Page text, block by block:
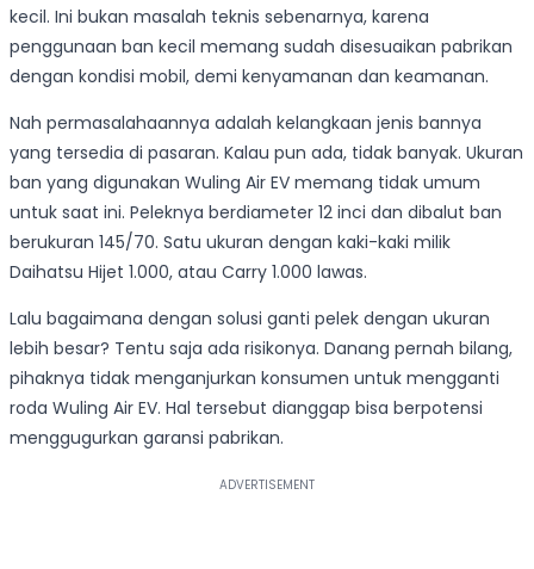
kecil. Ini bukan masalah teknis sebenarnya, karena
penggunaan ban kecil memang sudah disesuaikan pabrikan
dengan kondisi mobil, demi kenyamanan dan keamanan.
Nah permasalahaannya adalah kelangkaan jenis bannya
yang tersedia di pasaran. Kalau pun ada, tidak banyak. Ukuran
ban yang digunakan Wuling Air EV memang tidak umum
untuk saat ini. Peleknya berdiameter 12 inci dan dibalut ban
berukuran 145/70. Satu ukuran dengan kaki-kaki milik
Daihatsu Hijet 1.000, atau Carry 1.000 lawas.
Lalu bagaimana dengan solusi ganti pelek dengan ukuran
lebih besar? Tentu saja ada risikonya. Danang pernah bilang,
pihaknya tidak menganjurkan konsumen untuk mengganti
roda Wuling Air EV. Hal tersebut dianggap bisa berpotensi
menggugurkan garansi pabrikan.